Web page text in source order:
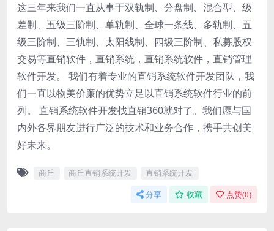
这三年来我们一直从事于双轨制、分盘制、混合型、级
差制、五级三阶制、单轨制、全球一条线、多轨制、五
级三阶制、三轨制、太阳线制、四级三阶制、私募股权
交易等直销软件，直销系统，直销系统软件，直销管理
软件开发。 我们有着专业的直销系统软件开发团队，我
们一直以物美价廉的优势立足以直销系统软件行业的前
列。 直销系统软件开发找直销360就对了。我们愿与国
内外各界朋友进行广泛的技术和业务合作，携手共创美
好未来。
商丘 商丘直销系统开发 直销系统开发
分享 收藏 点赞(0)